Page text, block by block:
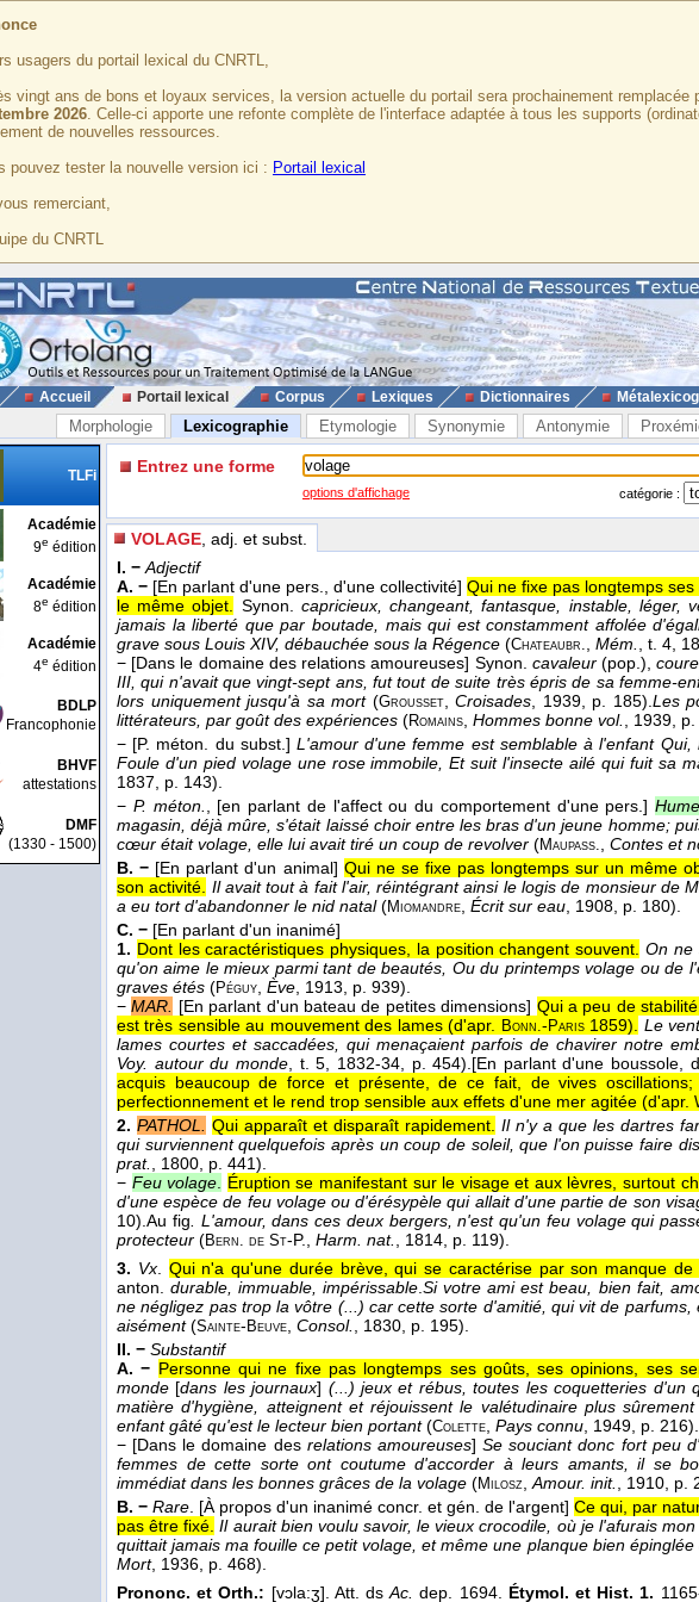
usagers du portail lexical du CNRTL,
vingt ans de bons et loyaux services, la version actuelle du portail sera prochainement remplacée
2026. Celle-ci apporte une refonte complète de l'interface adaptée à tous les supports
de nouvelles ressources.
pouvez tester la nouvelle version ici : Portail lexical
remerciant,
du CNRTL
Accueil Portail lexical Corpus Lexiques Dictionnaires
Morphologie Lexicographie Etymologie Synonymie Antonymie
TLFi
Académie
9e édition
Académie
8e édition
Académie
4e édition
BDLP
Francophonie
BHVF
attestations
DMF
(1330 - 1500)
Entrez une forme
options d'affichage catégorie :
VOLAGE , adj. et subst.
I. − Adjectif
A. − [En parlant d'une pers., d'une collectivité] Qui ne fixe pas longtemps
le même objet. Synon. capricieux, changeant, fantasque, instable, léger,
jamais la liberté que par boutade, mais qui est constamment affolée
grave sous Louis XIV, débauchée sous la Régence (Chateaubr., Mém., t. 4,
− [Dans le domaine des relations amoureuses] Synon. cavaleur(pop.),
III, qui n'avait que vingt-sept ans, fut tout de suite très épris de sa femme-
lors uniquement jusqu'à sa mort(Grousset, Croisades, 1939, p. 185).Les
littérateurs, par goût des expériences (Romains, Hommes bonne vol., 1939,
− [P. méton. du subst.] L'amour d'une femme est semblable à l'enfant
Foule d'un pied volage une rose immobile, Et suit l'insecte ailé qui fuit sa
1837, p. 143).
− P. méton., [en parlant de l'affect ou du comportement d'une pers.]
magasin, déjà mûre, s'était laissé choir entre les bras d'un jeune homme;
cœur était volage, elle lui avait tiré un coup de revolver (Maupass., Contes et
B. − [En parlant d'un animal] Qui ne se fixe pas longtemps sur un même
son activité. Il avait tout à fait l'air, réintégrant ainsi le logis de monsieur de
a eu tort d'abandonner le nid natal(Miomandre, Écrit sur eau, 1908, p. 180).
C. − [En parlant d'un inanimé]
1. Dont les caractéristiques physiques, la position changent souvent. On ne
qu'on aime le mieux parmi tant de beautés, Ou du printemps volage ou de
graves étés (Péguy, Ève, 1913, p. 939).
−MAR. [En parlant d'un bateau de petites dimensions] Qui a peu de
est très sensible au mouvement des lames (d'apr. Bonn.- Paris1859). Le
lames courtes et saccadées, qui menaçaient parfois de chavirer notre
Voy. autour du monde, t. 5, 1832-34, p. 454).[En parlant d'une boussole,
acquis beaucoup de force et présente, de ce fait, de vives
perfectionnement et le rend trop sensible aux effets d'une mer agitée (d'apr.
2. PATHOL. Qui apparaît et disparaît rapidement. Il n'y a que les dartres
qui surviennent quelquefois après un coup de soleil, que l'on puisse faire
prat., 1800, p. 441).
− Feu volage. Éruption se manifestant sur le visage et aux lèvres, surtout
d'une espèce de feu volage ou d'érésypèle qui allait d'une partie de son
10).Au fig. L'amour, dans ces deux bergers, n'est qu'un feu volage qui
protecteur (Bern. de St-P., Harm. nat., 1814, p. 119).
3. Vx. Qui n'a qu'une durée brève, qui se caractérise par son manque de
anton.durable, immuable, impérissable .Si votre ami est beau, bien fait,
ne négligez pas trop la vôtre (...) car cette sorte d'amitié, qui vit de
aisément(Sainte- Beuve Consol. , 1830 , p. 195).
II. − Substantif
A. − Personne qui ne fixe pas longtemps ses goûts, ses opinions, ses
monde [dans les journaux] (...) jeux et rébus, toutes les coquetteries d'un
matière d'hygiène, atteignent et réjouissent le valétudinaire plus
enfant gâté qu'est le lecteur bien portant(Colette Pays connu , 1949 , p. 216).
− [Dans le domaine des relations amoureuses] Se souciant donc fort peu
femmes de cette sorte ont coutume d'accorder à leurs amants, il se
immédiat dans les bonnes grâces de la volage (Milosz Amour. init. , 1910 , p.
B. − Rare [À propos d'un inanimé concr. et gén. de l'argent] Ce qui, par
pas être fixé. Il aurait bien voulu savoir, le vieux crocodile, où je l'afurais
quittait jamais ma fouille ce petit volage, et même une planque bien
Mort, 1936 , p. 468).
Prononc. et Orth.: [vɔla:ʒ]. Att. dsAc. dep. 1694. Étymol. et Hist. 1.